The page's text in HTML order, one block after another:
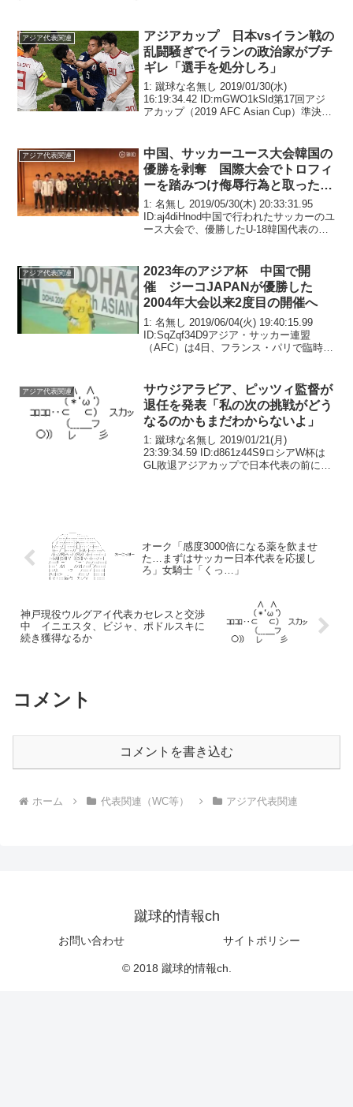
アジア代表関連
アジアカップ 日本vsイラン戦の
乱闘騒ぎでイランの政治家がブチ
ギレ「選手を処分しろ」
1: 蹴球な名無し 2019/01/30(水)
16:19:34.42 ID:mGWO1kSld第17回アジ
アカップ（2019 AFC Asian Cup）準決勝
て、国...
アジア代表関連
中国、サッカーユース大会韓国の
優勝を剥奪 国際大会でトロフィ
ーを踏みつけ侮辱行為と取った中
国が激怒 過去には日本も参加し
パンダ交流をする国際交流重視の
大会
1: 名無し 2019/05/30(木) 20:33:31.95
ID:aj4diHnod中国で行われたサッカーのユ
ース大会で、優勝したU-18韓国代表の選
た中国側は3...
アジア代表関連
2023年のアジア杯 中国で開
催 ジーコJAPANが優勝した
2004年大会以来2度目の開催へ
1: 名無し 2019/06/04(火) 19:40:15.99
ID:SqZqf34D9アジア・サッカー連盟
（AFC）は4日、フランス・パリで臨時総
開催することを...
アジア代表関連
サウジアラビア、ピッツィ監督が
退任を発表「私の次の挑戦がどう
なるのかもまだわからないよ」
1: 蹴球な名無し 2019/01/21(月)
23:39:34.59 ID:d861z44S9ロシアW杯は
GL敗退アジアカップで日本代表の前に敗
オーク「感度3000倍になる薬を飲ませ
た…まずはサッカー日本代表を応援し
ろ」女騎士「くっ…」
神戸現役ウルグアイ代表カセレスと交渉
中 イニエスタ、ビジャ、ポドルスキに
続き獲得なるか
コメント
コメントを書き込む
ホーム 代表関連（WC等） アジア代表関連
蹴球的情報ch
お問い合わせ サイトポリシー
© 2018 蹴球的情報ch.